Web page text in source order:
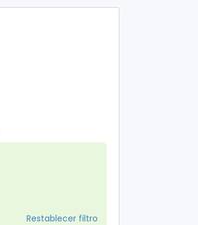
Restablecer filtro